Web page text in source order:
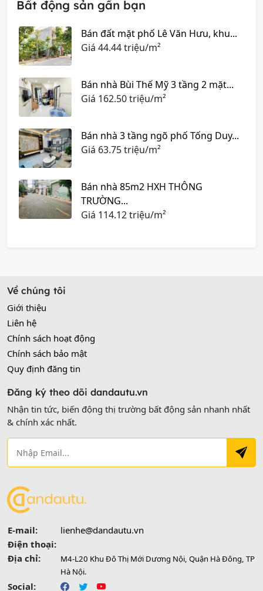
Bất động sản gần bạn
Bán đất mặt phố Lê Văn Hưu, khu...
Giá 44.44 triệu/m²
Bán nhà Bùi Thế Mỹ 3 tầng 2 mặt...
Giá 162.50 triệu/m²
Bán nhà 3 tầng ngõ phố Tống Duy...
Giá 63.75 triệu/m²
Bán nhà 85m2 HXH THÔNG
TRƯỜNG...
Giá 114.12 triệu/m²
Về chúng tôi
Giới thiệu
Liên hệ
Chính sách hoạt động
Chính sách bảo mật
Quy định đăng tin
Đăng ký theo dõi dandautu.vn
Nhận tin tức, biến động thị trường bất động sản nhanh nhất
& chính xác nhất.
E-mail:
lienhe@dandautu.vn
Điện thoại:
Địa chỉ:
M4-L20 Khu Đô Thị Mới Dương Nội, Quận Hà Đông, TP
Hà Nội.
Social: